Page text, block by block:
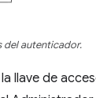
del autenticador.
llave de